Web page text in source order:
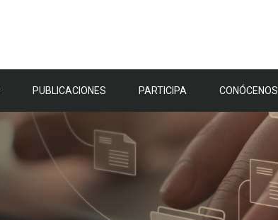
PUBLICACIONES PARTICIPA CONÓCENOS